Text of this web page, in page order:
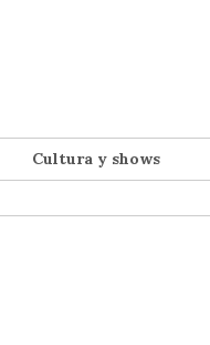
Cultura y shows